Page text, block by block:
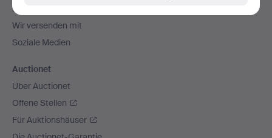
Zahlungsweisen
Wir versenden mit
Soziale Medien
Auctionet
Über Auctionet
Offene Stellen
Für Auktionshäuser